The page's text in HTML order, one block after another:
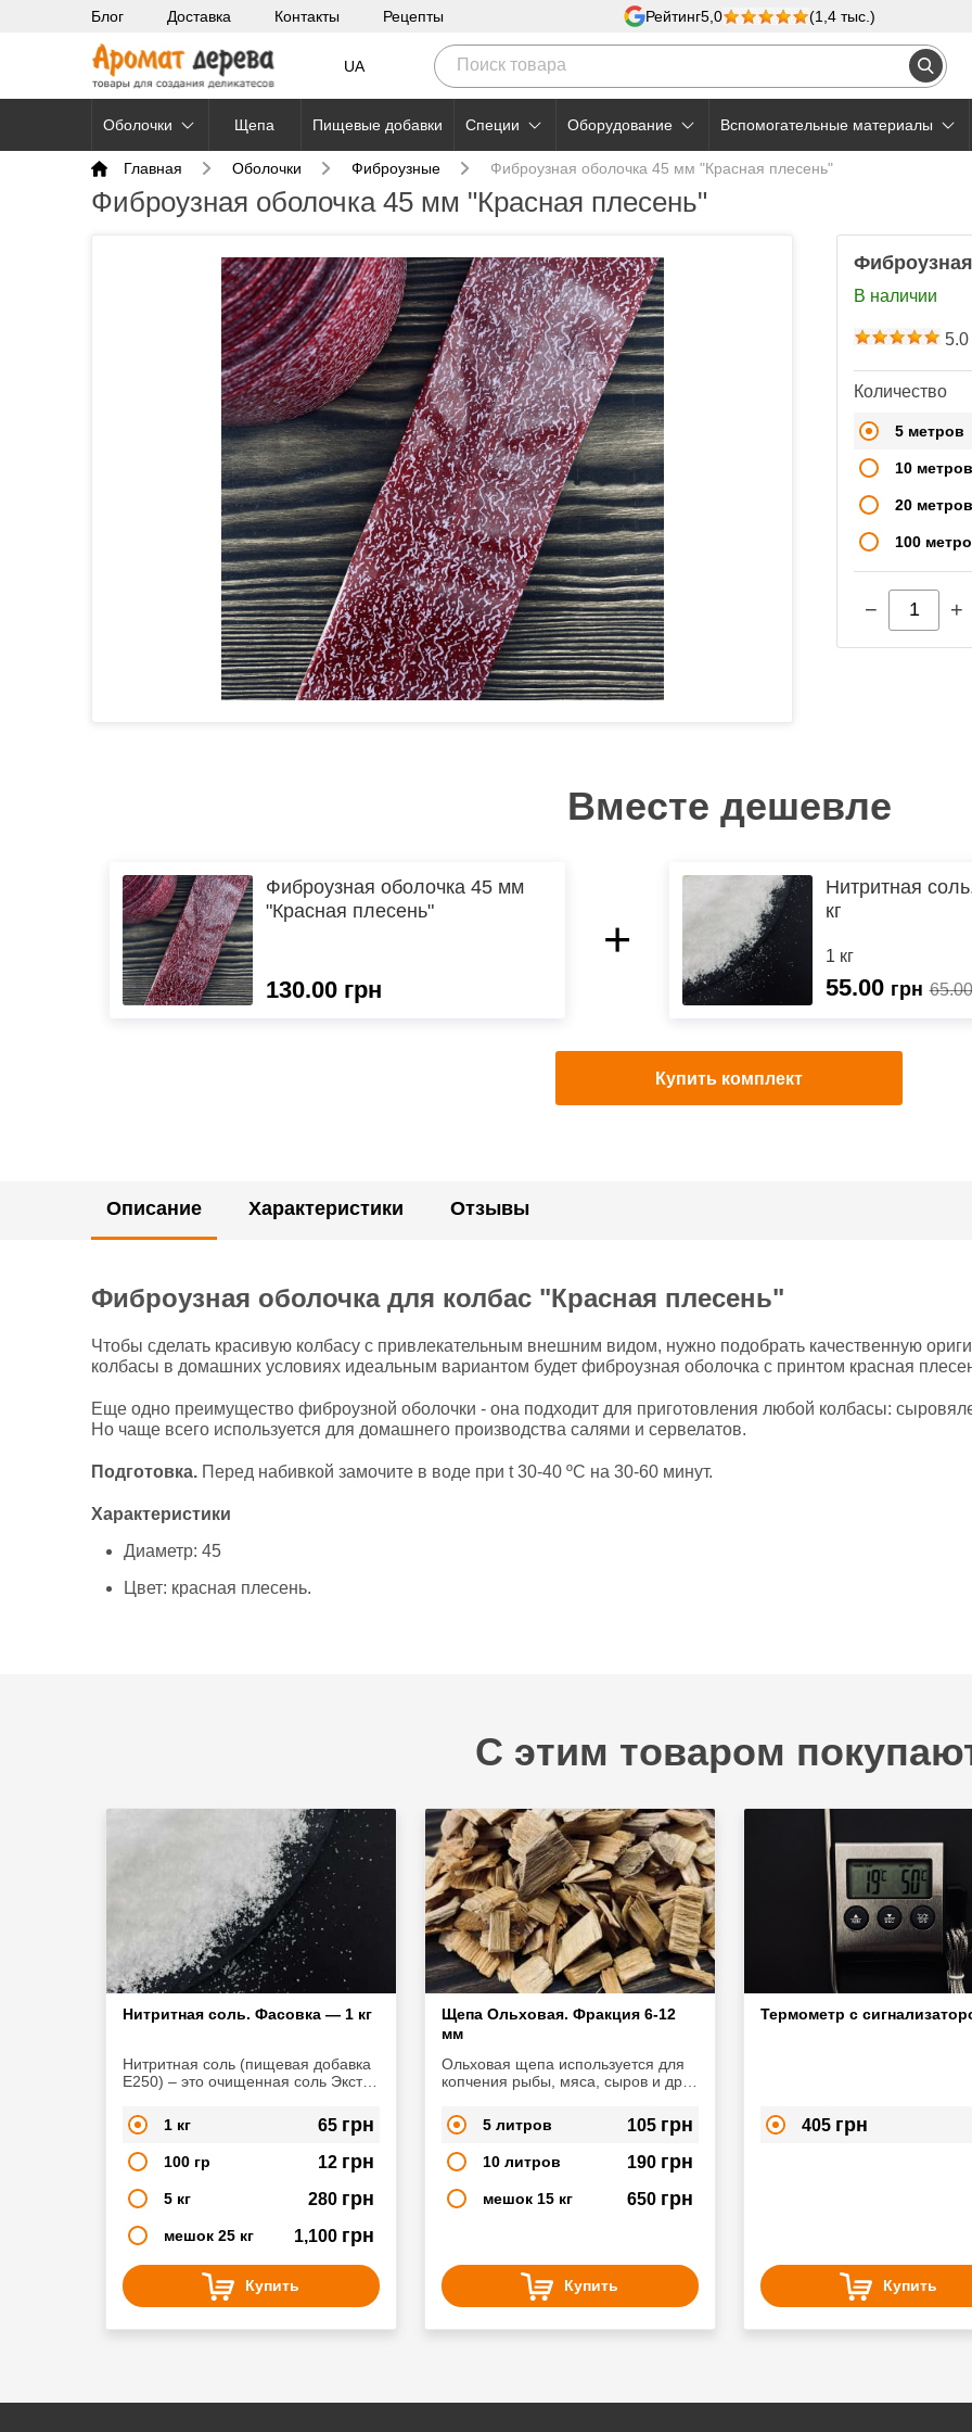
Блог Доставка Контакты Рецепты Рейтинг5,0 (1,4 тыс.)
UA
Оболочки Щепа Пищевые добавки Специи Оборудование Вспомогательные материалы
Главная Оболочки Фиброузные Фиброузная оболочка 45 мм "Красная плесень"
Фиброузная оболочка 45 мм "Красная плесень"
В наличии
5.0
Количество
5 метров
10 метров
20 метров
100
− +
Вместе дешевле
Фиброузная оболочка 45 мм
"Красная плесень"
130.00 грн
+
Нитритная
кг
1 кг
55.00 грн
Купить комплект
Описание Характеристики Отзывы
Фиброузная оболочка для колбас "Красная плесень"
Чтобы сделать красивую колбасу с привлекательным внешним видом, нужно подобрать качественную
колбасы в домашних условиях идеальным вариантом будет фиброузная оболочка с принтом красная
Еще одно преимущество фиброузной оболочки - она подходит для приготовления любой колбасы:
Но чаще всего используется для домашнего производства салями и сервелатов.
Подготовка. Перед набивкой замочите в воде при t 30-40 ºС на 30-60 минут.
Характеристики
Диаметр: 45
Цвет: красная плесень.
С этим товаром
Нитритная соль. Фасовка — 1 кг
Нитритная соль (пищевая добавка
Е250) – это очищенная соль Экстра
NaNO2. Широко используется в
сфере мясопереработки, при
изготовлении
копченостей, колбас, сыровяленых
продуктов
1 кг 65 грн
100 гр 12 грн
5 кг 280 грн
мешок 25 кг 1,100 грн
Купить
Щепа Ольховая. Фракция 6-12
мм
Ольховая щепа используется для
копчения рыбы, мяса, сыров и др.
оттенок продукции
5 литров 105 грн
10 литров 190 грн
мешок 15 кг 650 грн
Купить
Термометр с
405 грн
Купить